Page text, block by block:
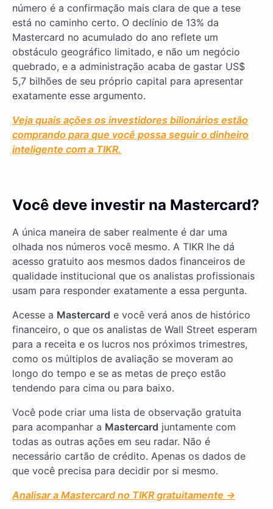
número é a confirmação mais clara de que a tese
está no caminho certo. O declínio de 13% da
Mastercard no acumulado do ano reflete um
obstáculo geográfico limitado, e não um negócio
quebrado, e a administração acaba de gastar US$
5,7 bilhões de seu próprio capital para apresentar
exatamente esse argumento.
Veja quais ações os investidores bilionários estão
comprando para que você possa seguir o dinheiro
inteligente com a TIKR.
Você deve investir na Mastercard?
A única maneira de saber realmente é dar uma
olhada nos números você mesmo. A TIKR lhe dá
acesso gratuito aos mesmos dados financeiros de
qualidade institucional que os analistas profissionais
usam para responder exatamente a essa pergunta.
Acesse a Mastercard e você verá anos de histórico
financeiro, o que os analistas de Wall Street esperam
para a receita e os lucros nos próximos trimestres,
como os múltiplos de avaliação se moveram ao
longo do tempo e se as metas de preço estão
tendendo para cima ou para baixo.
Você pode criar uma lista de observação gratuita
para acompanhar a Mastercard juntamente com
todas as outras ações em seu radar. Não é
necessário cartão de crédito. Apenas os dados de
que você precisa para decidir por si mesmo.
Analisar a Mastercard no TIKR gratuitamente →